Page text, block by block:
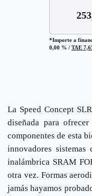
*Importe a
0,00 % / TAE
La Speed Concept
diseñada para
componentes de esta
innovadores
inalámbrica SRAM
otra vez. Formas
jamás hayamos